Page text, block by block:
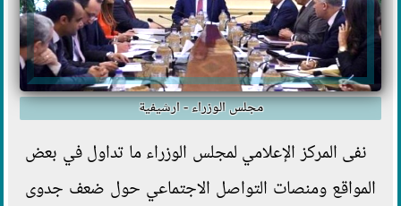
مجلس الوزراء - ارشيفية
نفى المركز الإعلامي لمجلس الوزراء ما تداول في بعض
المواقع ومنصات التواصل الاجتماعي حول ضعف جدوى